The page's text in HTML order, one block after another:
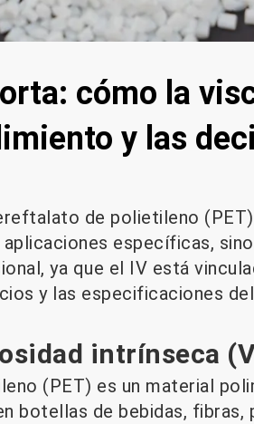
cómo la
y las
de polietileno
específicas,
ya que el IV está
y las especificaciones
intrínseca
(PET) es un material
botellas de bebidas, fibras,